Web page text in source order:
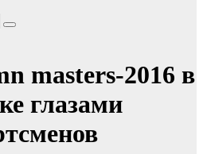
masters-2016 в
глазами